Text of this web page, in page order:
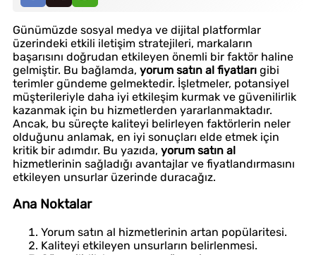
Günümüzde sosyal medya ve dijital platformlar
üzerindeki etkili iletişim stratejileri, markaların
başarısını doğrudan etkileyen önemli bir faktör haline
gelmiştir. Bu bağlamda, yorum satın al fiyatları gibi
terimler gündeme gelmektedir. İşletmeler, potansiyel
müşterileriyle daha iyi etkileşim kurmak ve güvenilirlik
kazanmak için bu hizmetlerden yararlanmaktadır.
Ancak, bu süreçte kaliteyi belirleyen faktörlerin neler
olduğunu anlamak, en iyi sonuçları elde etmek için
kritik bir adımdır. Bu yazıda, yorum satın al
hizmetlerinin sağladığı avantajlar ve fiyatlandırmasını
etkileyen unsurlar üzerinde duracağız.
Ana Noktalar
Yorum satın al hizmetlerinin artan popülaritesi.
Kaliteyi etkileyen unsurların belirlenmesi.